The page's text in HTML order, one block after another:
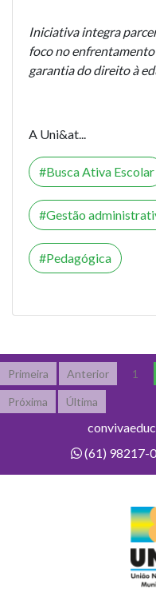
Iniciativa integra
foco no enfrentamento
garantia do direito à
A Uni&at...
Busca Ativa Escolar
Gestão
Pedagógica
Primeira Anterior 1
Próxima Última
(61) 98217-